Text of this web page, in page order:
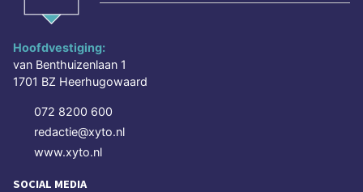
Hoofdvestiging:
van Benthuizenlaan 1
1701 BZ Heerhugowaard
072 8200 600
redactie@xyto.nl
www.xyto.nl
SOCIAL MEDIA